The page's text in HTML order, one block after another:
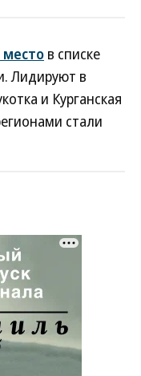
место в списке
Лидируют в
и Курганская
стали